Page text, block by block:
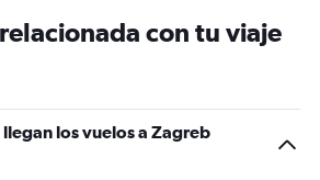
con tu viaje
los vuelos a Zagreb